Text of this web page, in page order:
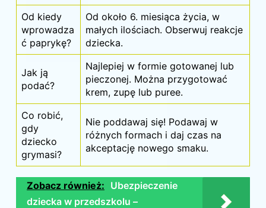
Od kiedy
wprowadza
ć paprykę?
Od około 6. miesiąca życia, w
małych ilościach. Obserwuj reakcje
dziecka.
Jak ją
podać?
Najlepiej w formie gotowanej lub
pieczonej. Można przygotować
krem, zupę lub puree.
Co robić,
gdy
dziecko
grymasi?
Nie poddawaj się! Podawaj w
różnych formach i daj czas na
akceptację nowego smaku.
Zobacz również: Ubezpieczenie
dziecka w przedszkolu –